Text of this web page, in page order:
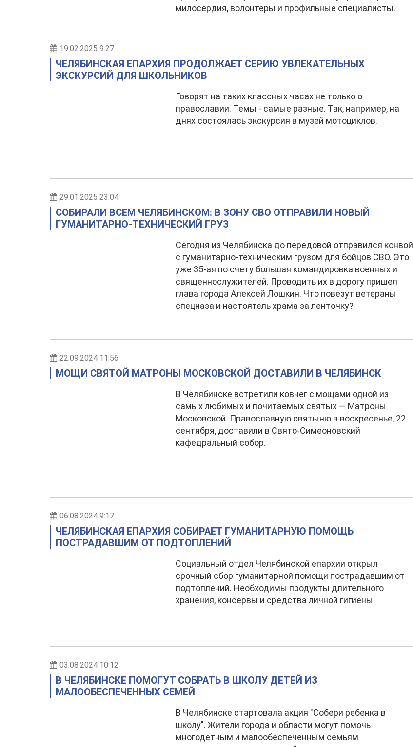
милосердия, волонтеры и профильные специалисты.
19.02.2025 9:27
ЧЕЛЯБИНСКАЯ ЕПАРХИЯ ПРОДОЛЖАЕТ СЕРИЮ УВЛЕКАТЕЛЬНЫХ
ЭКСКУРСИЙ ДЛЯ ШКОЛЬНИКОВ
Говорят на таких классных часах не только о
православии. Темы - самые разные. Так, например, на
днях состоялась экскурсия в музей мотоциклов.
29.01.2025 23:04
СОБИРАЛИ ВСЕМ ЧЕЛЯБИНСКОМ: В ЗОНУ СВО ОТПРАВИЛИ НОВЫЙ
ГУМАНИТАРНО-ТЕХНИЧЕСКИЙ ГРУЗ
Сегодня из Челябинска до передовой отправился конвой
с гуманитарно-техническим грузом для бойцов СВО. Это
уже 35-ая по счету большая командировка военных и
священнослужителей. Проводить их в дорогу пришел
глава города Алексей Лошкин. Что повезут ветераны
спецназа и настоятель храма за ленточку?
22.09.2024 11:56
МОЩИ СВЯТОЙ МАТРОНЫ МОСКОВСКОЙ ДОСТАВИЛИ В ЧЕЛЯБИНСК
В Челябинске встретили ковчег с мощами одной из
самых любимых и почитаемых святых — Матроны
Московской. Православную святыню в воскресенье, 22
сентября, доставили в Свято-Симеоновский
кафедральный собор.
06.08.2024 9:17
ЧЕЛЯБИНСКАЯ ЕПАРХИЯ СОБИРАЕТ ГУМАНИТАРНУЮ ПОМОЩЬ
ПОСТРАДАВШИМ ОТ ПОДТОПЛЕНИЙ
Социальный отдел Челябинской епархии открыл
срочный сбор гуманитарной помощи пострадавшим от
подтоплений. Необходимы продукты длительного
хранения, консервы и средства личной гигиены.
03.08.2024 10:12
В ЧЕЛЯБИНСКЕ ПОМОГУТ СОБРАТЬ В ШКОЛУ ДЕТЕЙ ИЗ
МАЛООБЕСПЕЧЕННЫХ СЕМЕЙ
В Челябинске стартовала акция "Собери ребенка в
школу". Жители города и области могут помочь
многодетным и малообеспеченным семьям